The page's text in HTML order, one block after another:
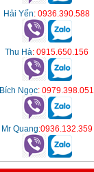
Hải Yến: 0936.390.588
Thu Hà: 0915.650.156
Bích Ngọc: 0979.398.051
Mr Quang:0936.132.359